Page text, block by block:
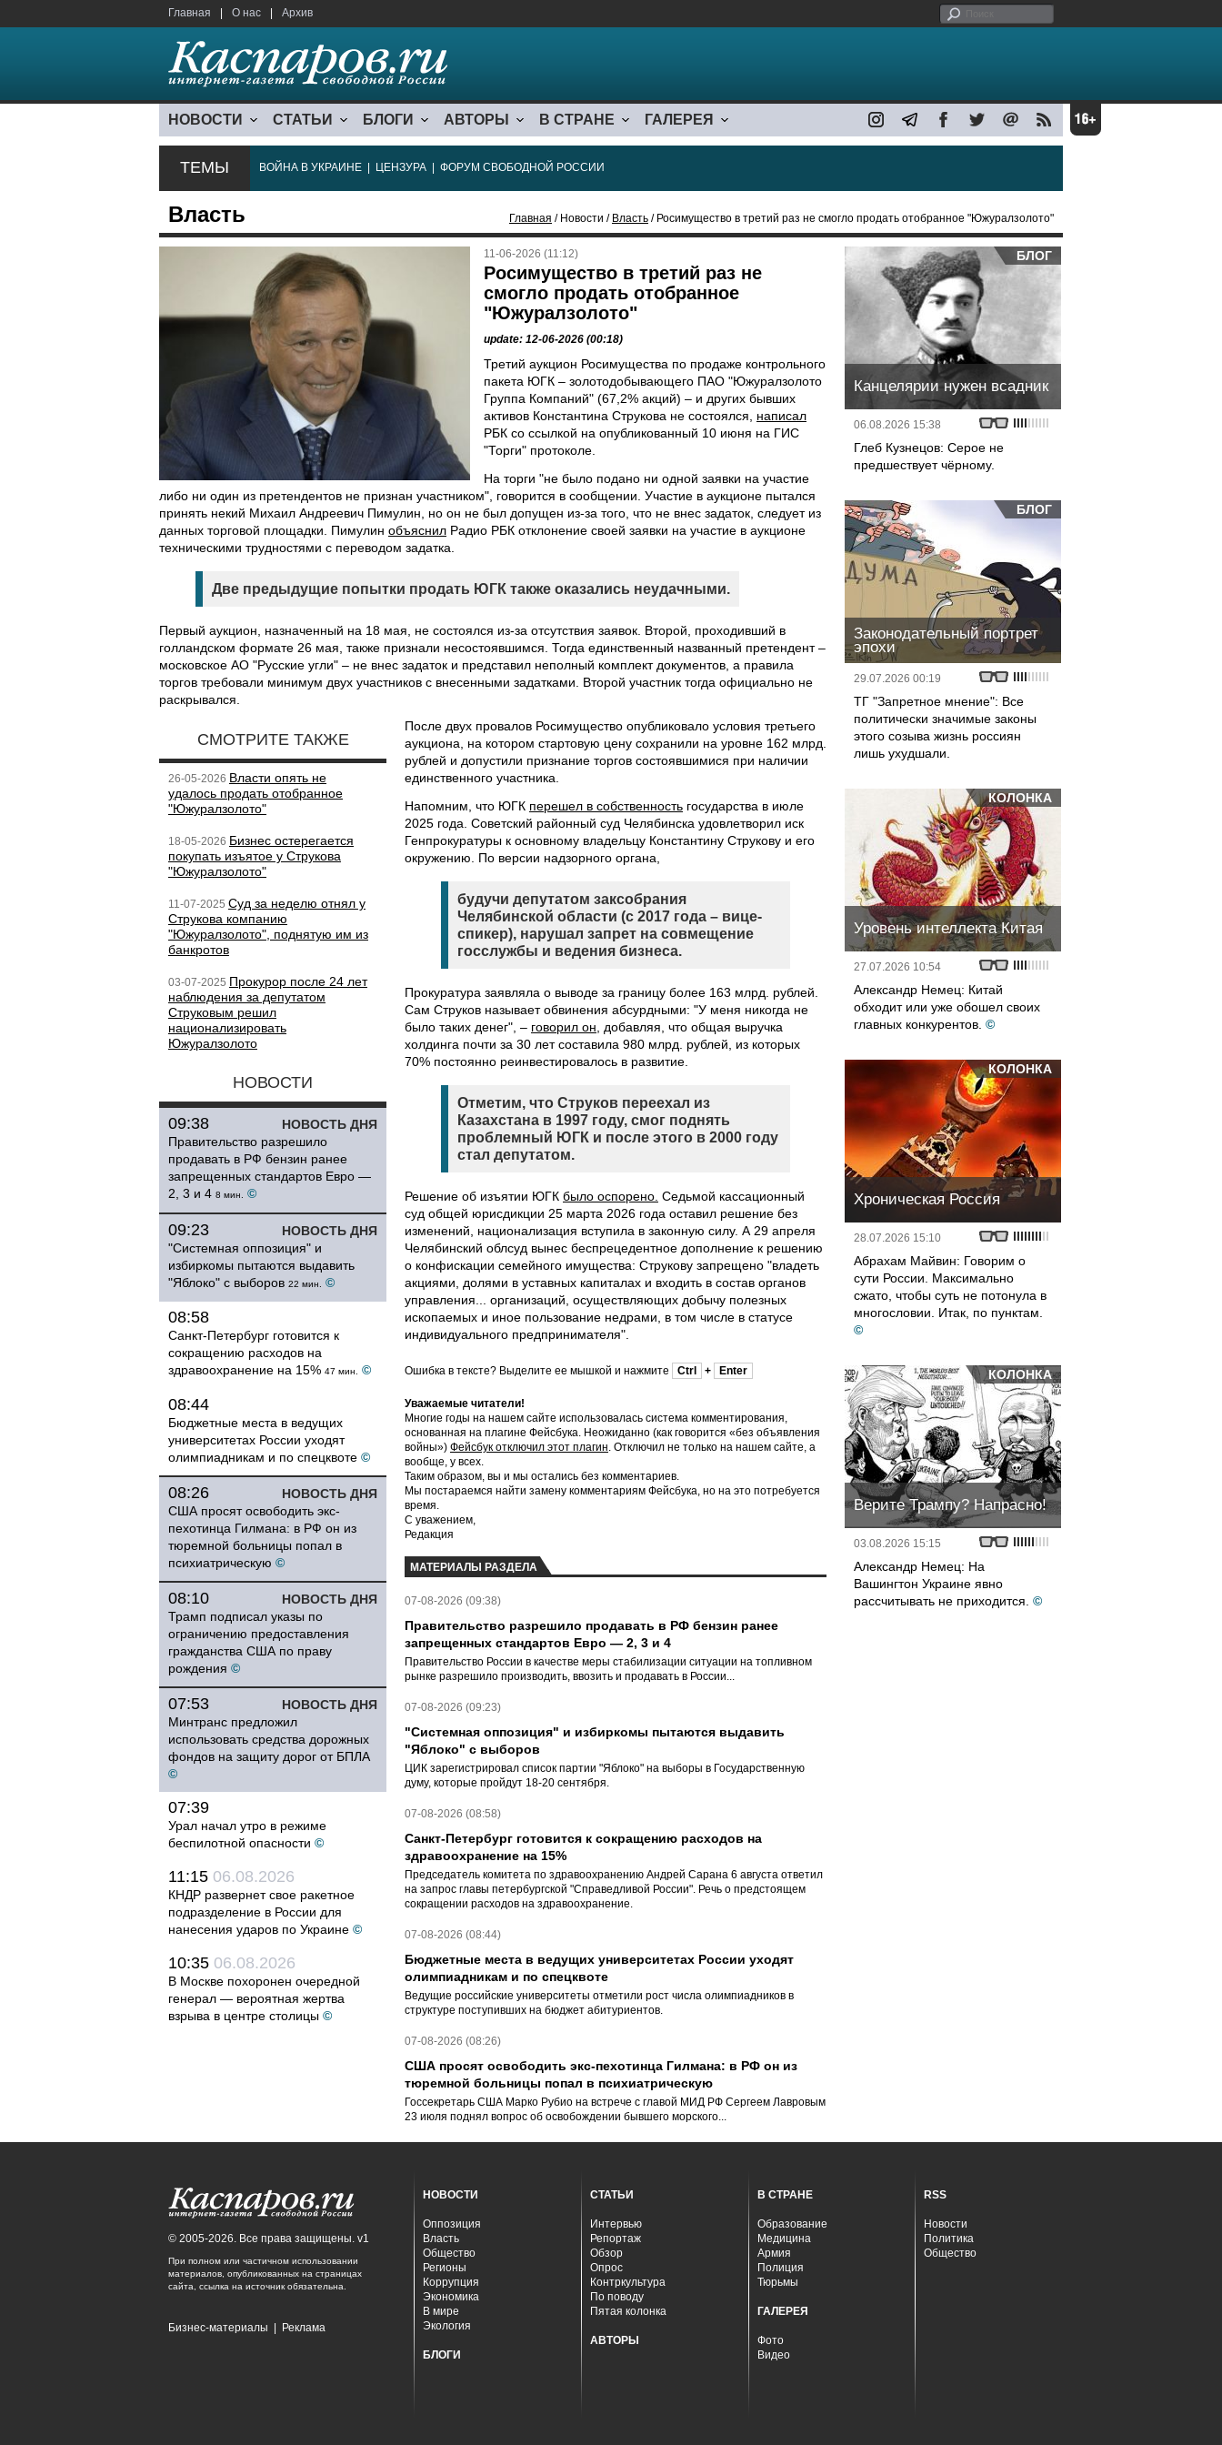
Главная О нас Архив
НОВОСТИ СТАТЬИ БЛОГИ АВТОРЫ В СТРАНЕ ГАЛЕРЕЯ
ТЕМЫ ВОЙНА В УКРАИНЕ ЦЕНЗУРА ФОРУМ СВОБОДНОЙ РОССИИ
Власть Главная / Новости / Власть / Росимущество в третий раз не смогло продать отобранное "Южуралзолото"
11-06-2026 (11:12)
Росимущество в третий раз не
смогло продать отобранное
"Южуралзолото"
update: 12-06-2026 (00:18)
Третий аукцион Росимущества по продаже контрольного
пакета ЮГК – золотодобывающего ПАО "Южуралзолото
Группа Компаний" (67,2% акций) – и других бывших
активов Константина Струкова не состоялся, написал
РБК со ссылкой на опубликованный 10 июня на ГИС
"Торги" протоколе.
На торги "не было подано ни одной заявки на участие
либо ни один из претендентов не признан участником", говорится в сообщении. Участие в аукционе пытался
принять некий Михаил Андреевич Пимулин, но он не был допущен из-за того, что не внес задаток, следует из
данных торговой площадки. Пимулин объяснил Радио РБК отклонение своей заявки на участие в аукционе
техническими трудностями с переводом задатка.
Две предыдущие попытки продать ЮГК также оказались неудачными.
Первый аукцион, назначенный на 18 мая, не состоялся из-за отсутствия заявок. Второй, проходивший в
голландском формате 26 мая, также признали несостоявшимся. Тогда единственный названный претендент –
московское АО "Русские угли" – не внес задаток и представил неполный комплект документов, а правила
торгов требовали минимум двух участников с внесенными задатками. Второй участник тогда официально не
раскрывался.
СМОТРИТЕ ТАКЖЕ
26-05-2026 Власти опять не
удалось продать отобранное
"Южуралзолото"
18-05-2026 Бизнес остерегается
покупать изъятое у Струкова
"Южуралзолото"
11-07-2025 Суд за неделю отнял у
Струкова компанию
"Южуралзолото", поднятую им из
банкротов
03-07-2025 Прокурор после 24 лет
наблюдения за депутатом
Струковым решил
национализировать
Южуралзолото
НОВОСТИ
НОВОСТЬ ДНЯ
09:38
Правительство разрешило
продавать в РФ бензин ранее
запрещенных стандартов Евро —
2, 3 и 4 8 мин. ©
НОВОСТЬ ДНЯ
09:23
"Системная оппозиция" и
избиркомы пытаются выдавить
"Яблоко" с выборов 22 мин. ©
08:58
Санкт-Петербург готовится к
сокращению расходов на
здравоохранение на 15% 47 мин. ©
08:44
Бюджетные места в ведущих
университетах России уходят
олимпиадникам и по спецквоте ©
НОВОСТЬ ДНЯ
08:26
США просят освободить экс-
пехотинца Гилмана: в РФ он из
тюремной больницы попал в
психиатрическую ©
НОВОСТЬ ДНЯ
08:10
Трамп подписал указы по
ограничению предоставления
гражданства США по праву
рождения ©
НОВОСТЬ ДНЯ
07:53
Минтранс предложил
использовать средства дорожных
фондов на защиту дорог от БПЛА
©
07:39
Урал начал утро в режиме
беспилотной опасности ©
11:15 06.08.2026
КНДР развернет свое ракетное
подразделение в России для
нанесения ударов по Украине ©
10:35 06.08.2026
В Москве похоронен очередной
генерал — вероятная жертва
взрыва в центре столицы ©
После двух провалов Росимущество опубликовало условия третьего
аукциона, на котором стартовую цену сохранили на уровне 162 млрд.
рублей и допустили признание торгов состоявшимися при наличии
единственного участника.
Напомним, что ЮГК перешел в собственность государства в июле
2025 года. Советский районный суд Челябинска удовлетворил иск
Генпрокуратуры к основному владельцу Константину Струкову и его
окружению. По версии надзорного органа,
будучи депутатом заксобрания
Челябинской области (с 2017 года – вице-
спикер), нарушал запрет на совмещение
госслужбы и ведения бизнеса.
Прокуратура заявляла о выводе за границу более 163 млрд. рублей.
Сам Струков называет обвинения абсурдными: "У меня никогда не
было таких денег", – говорил он , добавляя, что общая выручка
холдинга почти за 30 лет составила 980 млрд. рублей, из которых
70% постоянно реинвестировалось в развитие.
Отметим, что Струков переехал из
Казахстана в 1997 году, смог поднять
проблемный ЮГК и после этого в 2000 году
стал депутатом.
Решение об изъятии ЮГК было оспорено. Седьмой кассационный
суд общей юрисдикции 25 марта 2026 года оставил решение без
изменений, национализация вступила в законную силу. А 29 апреля
Челябинский облсуд вынес беспрецедентное дополнение к решению
о конфискации семейного имущества: Струкову запрещено "владеть
акциями, долями в уставных капиталах и входить в состав органов
управления... организаций, осуществляющих добычу полезных
ископаемых и иное пользование недрами, в том числе в статусе
индивидуального предпринимателя".
Ошибка в тексте? Выделите ее мышкой и нажмите Ctrl + Enter
Уважаемые читатели!
Многие годы на нашем сайте использовалась система комментирования,
основанная на плагине Фейсбука. Неожиданно (как говорится «без объявления
войны») Фейсбук отключил этот плагин. Отключил не только на нашем сайте, а
вообще, у всех.
Таким образом, вы и мы остались без комментариев.
Мы постараемся найти замену комментариям Фейсбука, но на это потребуется
время.
С уважением,
Редакция
МАТЕРИАЛЫ РАЗДЕЛА
07-08-2026 (09:38)
Правительство разрешило продавать в РФ бензин ранее
запрещенных стандартов Евро — 2, 3 и 4
Правительство России в качестве меры стабилизации ситуации на топливном
рынке разрешило производить, ввозить и продавать в России...
07-08-2026 (09:23)
"Системная оппозиция" и избиркомы пытаются выдавить
"Яблоко" с выборов
ЦИК зарегистрировал список партии "Яблоко" на выборы в Государственную
думу, которые пройдут 18-20 сентября.
07-08-2026 (08:58)
Санкт-Петербург готовится к сокращению расходов на
здравоохранение на 15%
Председатель комитета по здравоохранению Андрей Сарана 6 августа ответил
на запрос главы петербургской "Справедливой России". Речь о предстоящем
сокращении расходов на здравоохранение.
07-08-2026 (08:44)
Бюджетные места в ведущих университетах России уходят
олимпиадникам и по спецквоте
Ведущие российские университеты отметили рост числа олимпиадников в
структуре поступивших на бюджет абитуриентов.
07-08-2026 (08:26)
США просят освободить экс-пехотинца Гилмана: в РФ он из
тюремной больницы попал в психиатрическую
Госсекретарь США Марко Рубио на встрече с главой МИД РФ Сергеем Лавровым
23 июля поднял вопрос об освобождении бывшего морского...
БЛОГ
Канцелярии нужен всадник
06.08.2026 15:38
Глеб Кузнецов: Серое не
предшествует чёрному.
БЛОГ
Законодательный портрет
эпохи
29.07.2026 00:19
ТГ "Запретное мнение": Все
политически значимые законы
этого созыва жизнь россиян
лишь ухудшали.
КОЛОНКА
Уровень интеллекта Китая
27.07.2026 10:54
Александр Немец: Китай
обходит или уже обошел своих
главных конкурентов. ©
КОЛОНКА
Хроническая Россия
28.07.2026 15:10
Абрахам Майвин: Говорим о
сути России. Максимально
сжато, чтобы суть не потонула в
многословии. Итак, по пунктам.
©
КОЛОНКА
Верите Трампу? Напрасно!
03.08.2026 15:15
Александр Немец: На
Вашингтон Украине явно
рассчитывать не приходится. ©
© 2005-2026. Все права защищены. v1
При полном или частичном использовании
материалов, опубликованных на страницах
сайта, ссылка на источник обязательна.
Бизнес-материалы Реклама
НОВОСТИ
Оппозиция
Власть
Общество
Регионы
Коррупция
Экономика
В мире
Экология
БЛОГИ
СТАТЬИ
Интервью
Репортаж
Обзор
Опрос
Контркультура
По поводу
Пятая колонка
АВТОРЫ
В СТРАНЕ
Образование
Медицина
Армия
Полиция
Тюрьмы
ГАЛЕРЕЯ
Фото
Видео
RSS
Новости
Политика
Общество